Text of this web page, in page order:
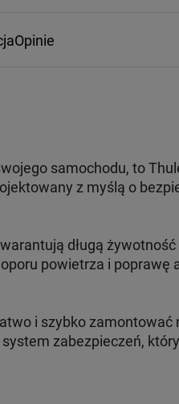
Opinie
samochodu, to
z myślą o
długą
powietrza i poprawę
i szybko zamontować
zabezpieczeń,